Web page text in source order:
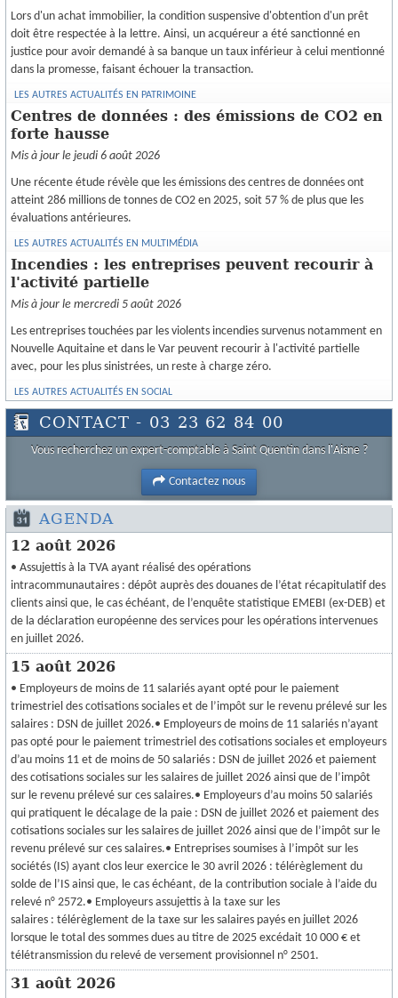
Lors d'un achat immobilier, la condition suspensive d'obtention d'un prêt
doit être respectée à la lettre. Ainsi, un acquéreur a été sanctionné en
justice pour avoir demandé à sa banque un taux inférieur à celui mentionné
dans la promesse, faisant échouer la transaction.
LES AUTRES ACTUALITÉS EN PATRIMOINE
Centres de données : des émissions de CO2 en
forte hausse
Mis à jour le jeudi 6 août 2026
Une récente étude révèle que les émissions des centres de données ont
atteint 286 millions de tonnes de CO2 en 2025, soit 57 % de plus que les
évaluations antérieures.
LES AUTRES ACTUALITÉS EN MULTIMÉDIA
Incendies : les entreprises peuvent recourir à
l'activité partielle
Mis à jour le mercredi 5 août 2026
Les entreprises touchées par les violents incendies survenus notamment en
Nouvelle Aquitaine et dans le Var peuvent recourir à l'activité partielle
avec, pour les plus sinistrées, un reste à charge zéro.
LES AUTRES ACTUALITÉS EN SOCIAL
CONTACT - 03 23 62 84 00
Vous recherchez un expert-comptable à Saint Quentin dans l'Aisne ?
Contactez nous
AGENDA
12 août 2026
• Assujettis à la TVA ayant réalisé des opérations
intracommunautaires : dépôt auprès des douanes de l’état récapitulatif des
clients ainsi que, le cas échéant, de l’enquête statistique EMEBI (ex-DEB) et
de la déclaration européenne des services pour les opérations intervenues
en juillet 2026.
15 août 2026
• Employeurs de moins de 11 salariés ayant opté pour le paiement
trimestriel des cotisations sociales et de l’impôt sur le revenu prélevé sur les
salaires : DSN de juillet 2026.• Employeurs de moins de 11 salariés n’ayant
pas opté pour le paiement trimestriel des cotisations sociales et employeurs
d’au moins 11 et de moins de 50 salariés : DSN de juillet 2026 et paiement
des cotisations sociales sur les salaires de juillet 2026 ainsi que de l’impôt
sur le revenu prélevé sur ces salaires.• Employeurs d’au moins 50 salariés
qui pratiquent le décalage de la paie : DSN de juillet 2026 et paiement des
cotisations sociales sur les salaires de juillet 2026 ainsi que de l’impôt sur le
revenu prélevé sur ces salaires.• Entreprises soumises à l’impôt sur les
sociétés (IS) ayant clos leur exercice le 30 avril 2026 : télérèglement du
solde de l’IS ainsi que, le cas échéant, de la contribution sociale à l’aide du
relevé n° 2572.• Employeurs assujettis à la taxe sur les
salaires : télérèglement de la taxe sur les salaires payés en juillet 2026
lorsque le total des sommes dues au titre de 2025 excédait 10 000 € et
télétransmission du relevé de versement provisionnel n° 2501.
31 août 2026